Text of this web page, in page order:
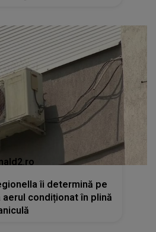
îi determină pe
aerul condiționat în plină